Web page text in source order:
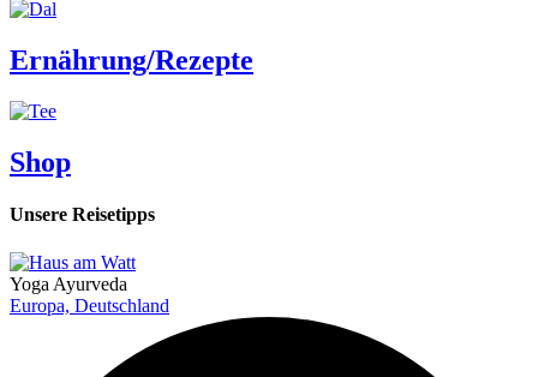
Ernährung/Rezepte
Shop
Unsere Reisetipps
Yoga Ayurveda
Europa, Deutschland